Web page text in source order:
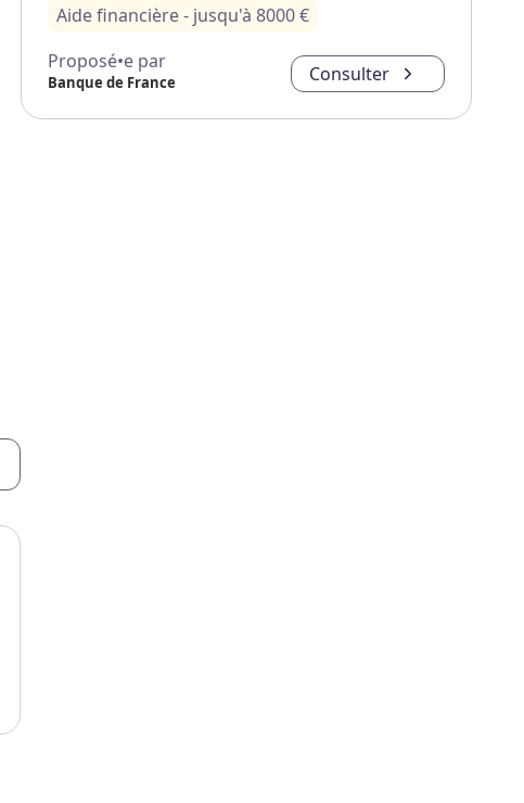
Aide financière- jusqu'à 8000€
Proposé•e par
Banque de France Consulter